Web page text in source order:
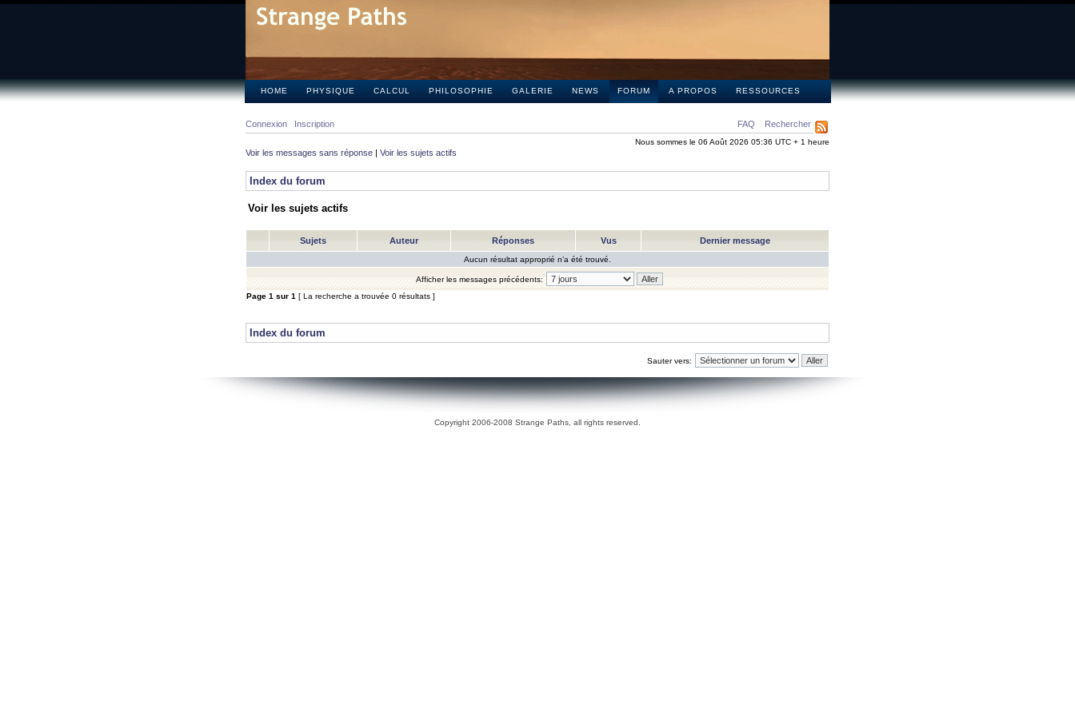
HOME PHYSIQUE CALCUL PHILOSOPHIE GALERIE NEWS FORUM A PROPOS RESSOURCES
FAQ Rechercher
Connexion Inscription
Nous sommes le 06 Août 2026 05:36 UTC + 1 heure
Voir les messages sans réponse | Voir les sujets actifs
Index du forum
Voir les sujets actifs
Sujets Auteur Réponses Vus Dernier message
Aucun résultat approprié n’a été trouvé.
Afficher les messages précédents:
Page 1 sur 1 [ La recherche a trouvée 0 résultats ]
Index du forum
Sauter vers:
Copyright 2006-2008 Strange Paths, all rights reserved.